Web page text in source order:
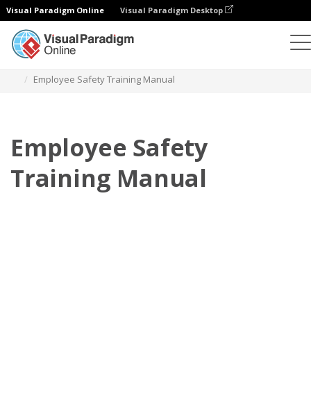
Visual Paradigm Online Visual Paradigm Desktop
Employee Safety Training Manual
Employee Safety
Training Manual